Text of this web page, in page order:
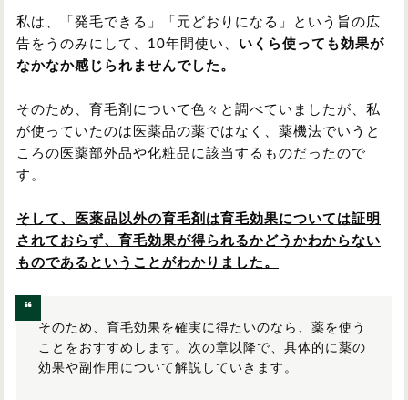
私は、「発毛できる」「元どおりになる」という旨の広
告をうのみにして、10年間使い、 いくら使っても効果が
なかなか感じられませんでした。
そのため、育毛剤について色々と調べていましたが、私
が使っていたのは医薬品の薬ではなく、薬機法でいうと
ころの医薬部外品や化粧品に該当するものだったので
す。
そして、医薬品以外の育毛剤は育毛効果については証明
されておらず、育毛効果が得られるかどうかわからない
ものであるということがわかりました。
そのため、育毛効果を確実に得たいのなら、薬を使う
ことをおすすめします。次の章以降で、具体的に薬の
効果や副作用について解説していきます。